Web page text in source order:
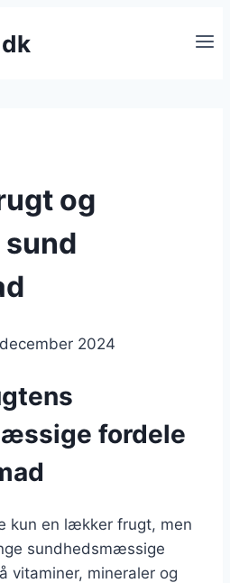
og
2024
fordele
kun en lækker frugt, men
sundhedsmæssige
vitaminer, mineraler og